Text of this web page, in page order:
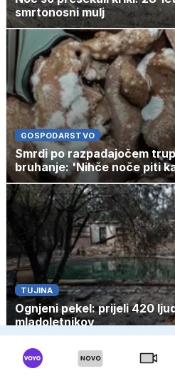
smrtonosni mulj
GOSPODARSTVO
Smrdi po razpadajočem
bruhanje: 'Nihče noče piti
TUJINA
Ognjeni pekel: prijeli 420
mladoletnikov